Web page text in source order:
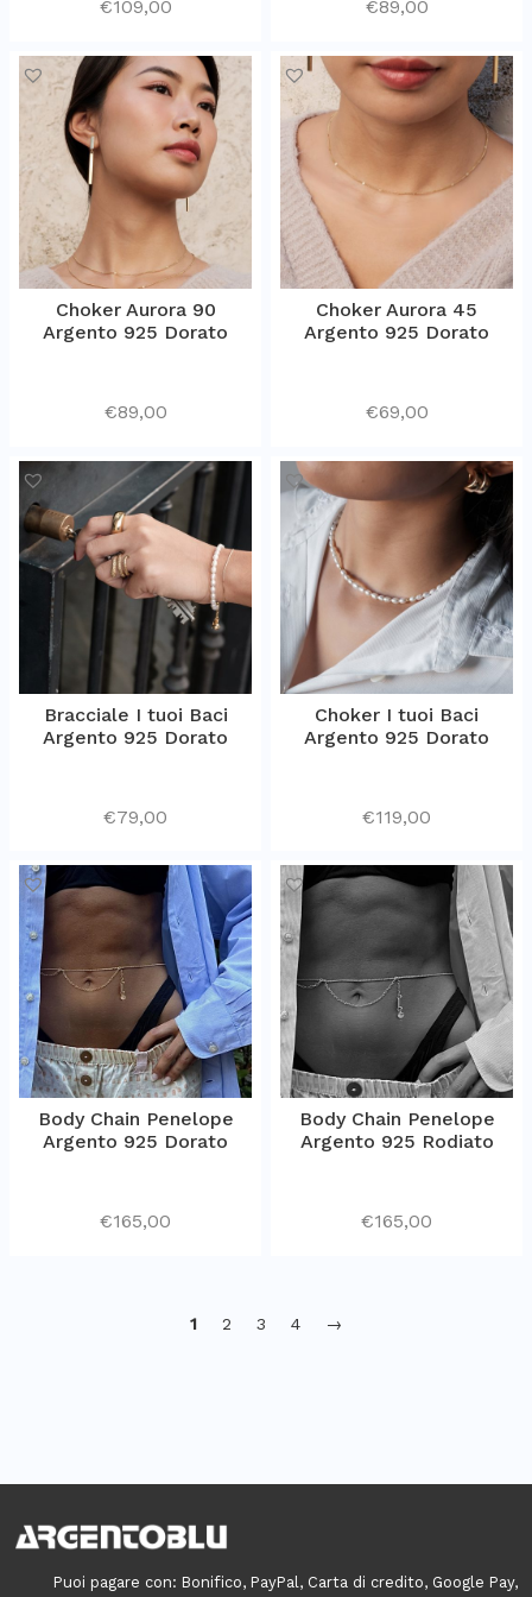
€109,00 €89,00
Choker Aurora 90
Argento 925 Dorato
€89,00
Choker Aurora 45
Argento 925 Dorato
€69,00
Bracciale I tuoi Baci
Argento 925 Dorato
€79,00
Choker I tuoi Baci
Argento 925 Dorato
€119,00
Body Chain Penelope
Argento 925 Dorato
€165,00
Body Chain Penelope
Argento 925 Rodiato
€165,00
1 2 3 4 →
Puoi pagare con: Bonifico, PayPal, Carta di credito, Google Pay,